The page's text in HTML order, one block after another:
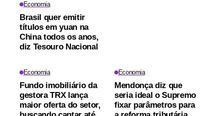
Economia
Brasil quer emitir
títulos em yuan na
China todos os anos,
diz Tesouro Nacional
Economia
Fundo imobiliário da
gestora TRX lança
maior oferta do setor,
Economia
Mendonça diz que
seria ideal o Supremo
fixar parâmetros para